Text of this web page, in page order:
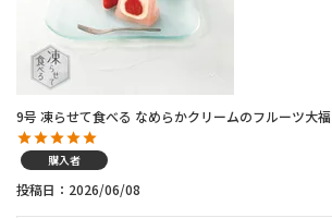
9号 凍らせて食べる なめらかクリームのフルーツ大福
購入者
投稿日 2026/06/08